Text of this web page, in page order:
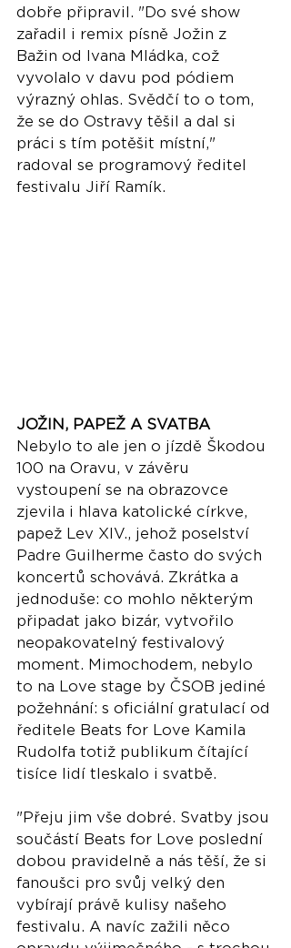
dobře připravil. "Do své show
zařadil i remix písně Jožin z
Bažin od Ivana Mládka, což
vyvolalo v davu pod pódiem
výrazný ohlas. Svědčí to o tom,
že se do Ostravy těšil a dal si
práci s tím potěšit místní,"
radoval se programový ředitel
festivalu Jiří Ramík.
JOŽIN, PAPEŽ A SVATBA
Nebylo to ale jen o jízdě Škodou
100 na Oravu, v závěru
vystoupení se na obrazovce
zjevila i hlava katolické církve,
papež Lev XIV., jehož poselství
Padre Guilherme často do svých
koncertů schovává. Zkrátka a
jednoduše: co mohlo některým
připadat jako bizár, vytvořilo
neopakovatelný festivalový
moment. Mimochodem, nebylo
to na Love stage by ČSOB jediné
požehnání: s oficiální gratulací od
ředitele Beats for Love Kamila
Rudolfa totiž publikum čítající
tisíce lidí tleskalo i svatbě.
"Přeju jim vše dobré. Svatby jsou
součástí Beats for Love poslední
dobou pravidelně a nás těší, že si
fanoušci pro svůj velký den
vybírají právě kulisy našeho
festivalu. A navíc zažili něco